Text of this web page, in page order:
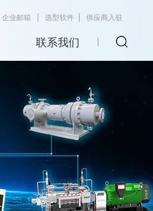
企业邮箱 选型软件 供应商入驻
联系我们